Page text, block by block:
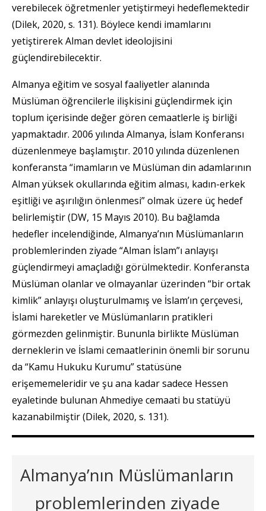
verebilecek öğretmenler yetiştirmeyi hedeflemektedir
(Dilek, 2020, s. 131). Böylece kendi imamlarını
yetiştirerek Alman devlet ideolojisini
güçlendirebilecektir.
Almanya eğitim ve sosyal faaliyetler alanında
Müslüman öğrencilerle ilişkisini güçlendirmek için
toplum içerisinde değer gören cemaatlerle iş birliği
yapmaktadır. 2006 yılında Almanya, İslam Konferansı
düzenlenmeye başlamıştır. 2010 yılında düzenlenen
konferansta “imamların ve Müslüman din adamlarının
Alman yüksek okullarında eğitim alması, kadın-erkek
eşitliği ve aşırılığın önlenmesi” olmak üzere üç hedef
belirlemiştir (DW, 15 Mayıs 2010). Bu bağlamda
hedefler incelendiğinde, Almanya’nın Müslümanların
problemlerinden ziyade “Alman İslam”ı anlayışı
güçlendirmeyi amaçladığı görülmektedir. Konferansta
Müslüman olanlar ve olmayanlar üzerinden “bir ortak
kimlik” anlayışı oluşturulmamış ve İslam’ın çerçevesi,
İslami hareketler ve Müslümanların pratikleri
görmezden gelinmiştir. Bununla birlikte Müslüman
derneklerin ve İslami cemaatlerinin önemli bir sorunu
da “Kamu Hukuku Kurumu” statüsüne
erişememeleridir ve şu ana kadar sadece Hessen
eyaletinde bulunan Ahmediye cemaati bu statüyü
kazanabilmiştir (Dilek, 2020, s. 131).
Almanya’nın Müslümanların
problemlerinden ziyade